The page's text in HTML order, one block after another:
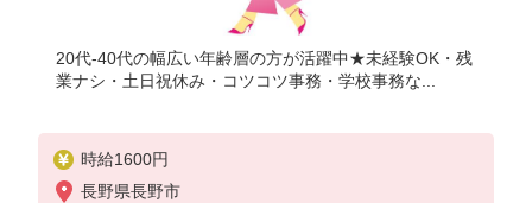
20代-40代の幅広い年齢層の方が活躍中★未経験OK・残
業ナシ・土日祝休み・コツコツ事務・学校事務な...
時給1600円
長野県長野市